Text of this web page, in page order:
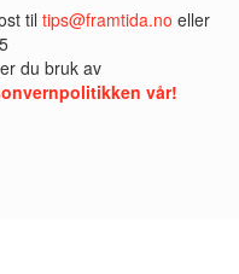
til tips@framtida.no eller
du bruk av
vår!